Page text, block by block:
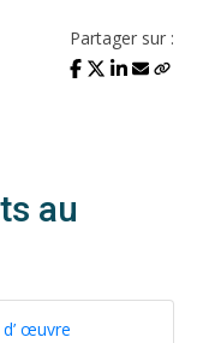
Partager sur :
au
œuvre